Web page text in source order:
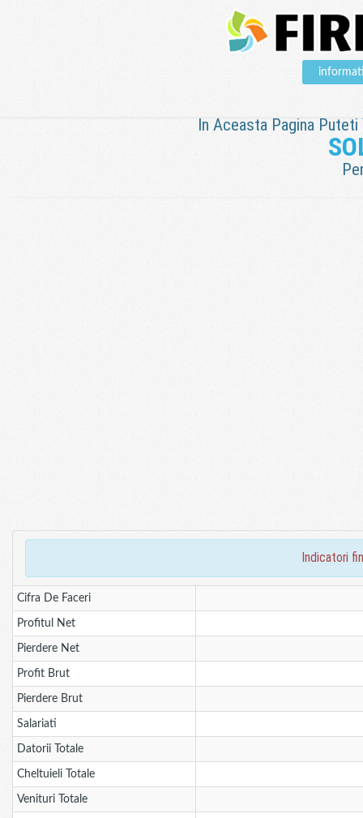
In Aceasta Pagina
indicatori
Cifra De Faceri
Profitul Net
Pierdere Net
Profit Brut
Pierdere Brut
Salariati
Datorii Totale
Cheltuieli Totale
Venituri Totale